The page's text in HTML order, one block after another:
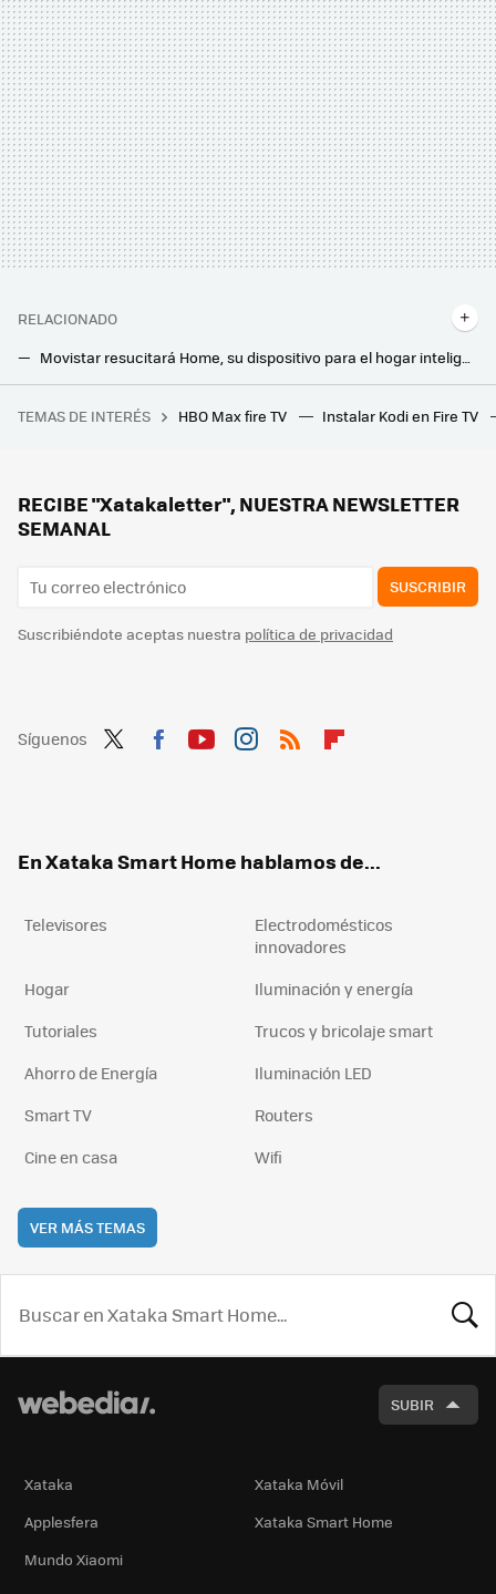
RELACIONADO
Movistar resucitará Home, su dispositivo para el hogar inteligente. Ahora se podrá instalar en el móvil
A este puerto le da igual si conectas un cable HDMI o DisplayPort. Una pena que muy pocos fabricantes lo usen
PlayStation 2 vuelve a hacer historia 24 años después de su lanzamiento. Es la primera consola que se añade al registro de Patrimonio Tecnológico Futuro de Japón
TEMAS DE INTERÉS HBO Max fire TV Instalar Kodi en Fire TV
RECIBE "Xatakaletter", NUESTRA NEWSLETTER
SEMANAL
SUSCRIBIR
Suscribiéndote aceptas nuestra política de privacidad
Síguenos
En Xataka Smart Home hablamos de...
Televisores
Electrodomésticos
innovadores
Hogar
Iluminación y energía
Tutoriales
Trucos y bricolaje smart
Ahorro de Energía
Iluminación LED
Smart TV
Routers
Cine en casa
Wifi
VER MÁS TEMAS
SUBIR
Xataka
Xataka Móvil
Applesfera
Xataka Smart Home
Mundo Xiaomi